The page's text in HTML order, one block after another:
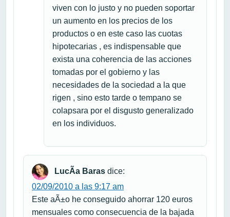
viven con lo justo y no pueden soportar
un aumento en los precios de los
productos o en este caso las cuotas
hipotecarias , es indispensable que
exista una coherencia de las acciones
tomadas por el gobierno y las
necesidades de la sociedad a la que
rigen , sino esto tarde o tempano se
colapsara por el disgusto generalizado
en los individuos.
LucÃ­a Baras dice:
02/09/2010 a las 9:17 am
Este aÃ±o he conseguido ahorrar 120 euros
mensuales como consecuencia de la bajada